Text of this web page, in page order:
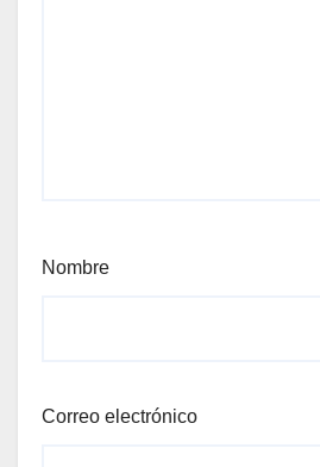
Nombre
Correo electrónico